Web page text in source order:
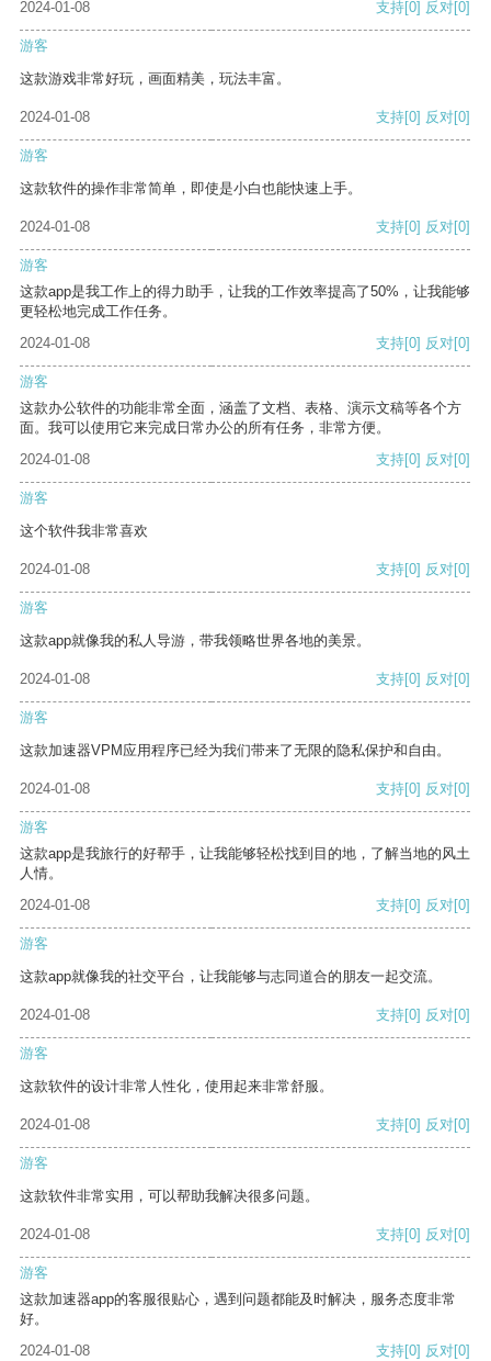
2024-01-08 支持[0] 反对[0]
游客
这款游戏非常好玩，画面精美，玩法丰富。
2024-01-08 支持[0] 反对[0]
游客
这款软件的操作非常简单，即使是小白也能快速上手。
2024-01-08 支持[0] 反对[0]
游客
这款app是我工作上的得力助手，让我的工作效率提高了50%，让我能够
更轻松地完成工作任务。
2024-01-08
支持[0] 反对[0]
游客
这款办公软件的功能非常全面，涵盖了文档、表格、演示文稿等各个方
面。我可以使用它来完成日常办公的所有任务，非常方便。
2024-01-08
支持[0] 反对[0]
游客
这个软件我非常喜欢
2024-01-08 支持[0] 反对[0]
游客
这款app就像我的私人导游，带我领略世界各地的美景。
2024-01-08 支持[0] 反对[0]
游客
这款加速器VPM应用程序已经为我们带来了无限的隐私保护和自由。
2024-01-08 支持[0] 反对[0]
游客
这款app是我旅行的好帮手，让我能够轻松找到目的地，了解当地的风土
人情。
2024-01-08
支持[0] 反对[0]
游客
这款app就像我的社交平台，让我能够与志同道合的朋友一起交流。
2024-01-08 支持[0] 反对[0]
游客
这款软件的设计非常人性化，使用起来非常舒服。
2024-01-08 支持[0] 反对[0]
游客
这款软件非常实用，可以帮助我解决很多问题。
2024-01-08 支持[0] 反对[0]
游客
这款加速器app的客服很贴心，遇到问题都能及时解决，服务态度非常
好。
2024-01-08
支持[0] 反对[0]